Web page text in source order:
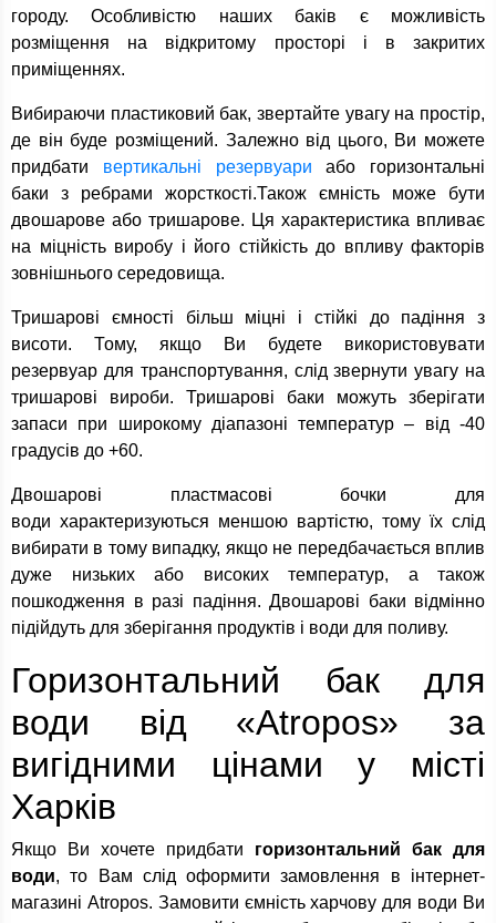
городу. Особливістю наших баків є можливість
розміщення на відкритому просторі і в закритих
приміщеннях.
Вибираючи пластиковий бак, звертайте увагу на простір,
де він буде розміщений. Залежно від цього, Ви можете
придбати вертикальні резервуари або горизонтальні
баки з ребрами жорсткості.Також ємність може бути
двошарове або тришарове. Ця характеристика впливає
на міцність виробу і його стійкість до впливу факторів
зовнішнього середовища.
Тришарові ємності більш міцні і стійкі до падіння з
висоти. Тому, якщо Ви будете використовувати
резервуар для транспортування, слід звернути увагу на
тришарові вироби. Тришарові баки можуть зберігати
запаси при широкому діапазоні температур – від -40
градусів до +60.
Двошарові пластмасові бочки для
води характеризуються меншою вартістю, тому їх слід
вибирати в тому випадку, якщо не передбачається вплив
дуже низьких або високих температур, а також
пошкодження в разі падіння. Двошарові баки відмінно
підійдуть для зберігання продуктів і води для поливу.
Горизонтальний бак для
води від «Atropos» за
вигідними цінами у місті
Харків
Якщо Ви хочете придбати горизонтальний бак для
води, то Вам слід оформити замовлення в інтернет-
магазині Atropos. Замовити ємність харчову для води Ви